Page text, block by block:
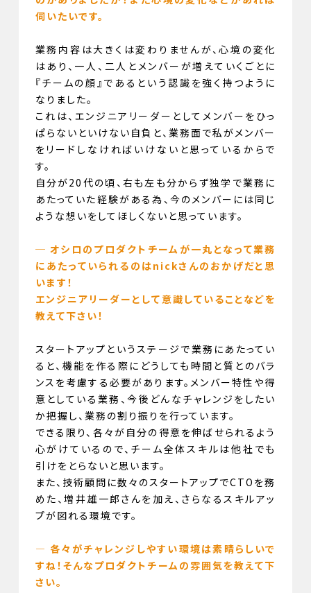
伺いたいです。
業務内容は大きくは変わりませんが、心境の変化
はあり、一人、二人とメンバーが増えていくごとに
『チームの顔』であるという認識を強く持つように
なりました。
これは、エンジニアリーダーとしてメンバーをひっ
ぱらないといけない自負と、業務面で私がメンバー
をリードしなければいけないと思っているからで
す。
自分が20代の頃、右も左も分からず独学で業務に
あたっていた経験がある為、今のメンバーには同じ
ような想いをしてほしくないと思っています。
─ オシロのプロダクトチームが一丸となって業務
にあたっていられるのはnickさんのおかげだと思
います！
エンジニアリーダーとして意識していることなどを
教えて下さい！
スタートアップというステージで業務にあたってい
ると、機能を作る際にどうしても時間と質とのバラ
ンスを考慮する必要があります。メンバー特性や得
意としている業務、今後どんなチャレンジをしたい
か把握し、業務の割り振りを行っています。
できる限り、各々が自分の得意を伸ばせられるよう
心がけているので、チーム全体スキルは他社でも
引けをとらないと思います。
また、技術顧問に数々のスタートアップでCTOを務
めた、増井雄一郎さんを加え、さらなるスキルアッ
プが図れる環境です。
— 各々がチャレンジしやすい環境は素晴らしいで
すね！そんなプロダクトチームの雰囲気を教えて下
さい。